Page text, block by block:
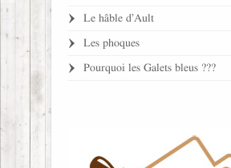
Le hâble d’Ault
Les phoques
Pourquoi les Galets bleus ???